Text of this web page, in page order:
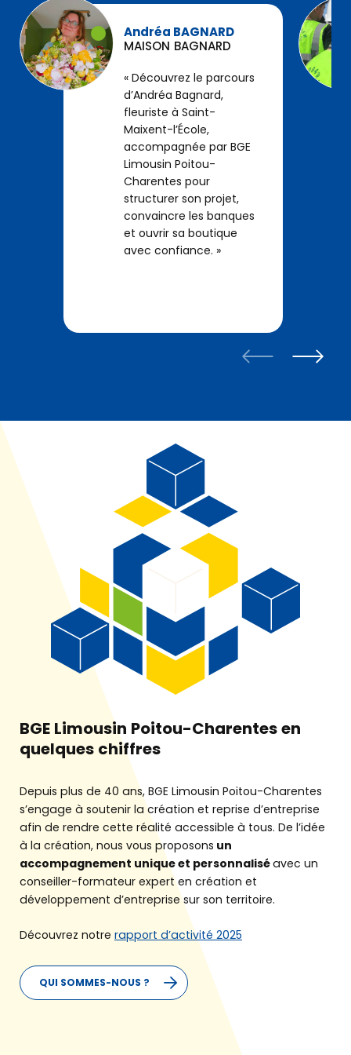
Andréa BAGNARD
MAISON BAGNARD
Découvrez le parcours
d’Andréa Bagnard,
fleuriste à Saint-
Maixent-l’École,
accompagnée par BGE
Limousin Poitou-
Charentes pour
structurer son projet,
convaincre les banques
et ouvrir sa boutique
avec confiance.
BGE Limousin Poitou-Charentes en
quelques chiffres
Depuis plus de 40 ans, BGE Limousin Poitou-Charentes
s’engage à soutenir la création et reprise d’entreprise
afin de rendre cette réalité accessible à tous. De l’idée
à la création, nous vous proposons un
accompagnement unique et personnaliséavec un
conseiller-formateur expert en création et
développement d’entreprise sur son territoire.
Découvrez notre rapport d’activité 2025
QUI SOMMES-NOUS ?